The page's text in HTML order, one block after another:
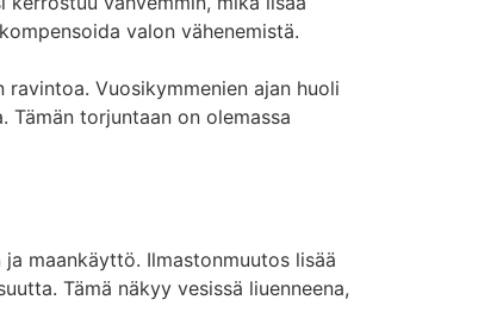
valon vähenemistä.
Vuosikymmenien ajan huoli
torjuntaan on olemassa
maankäyttö. Ilmastonmuutos lisää
Tämä näkyy vesissä liuenneena,